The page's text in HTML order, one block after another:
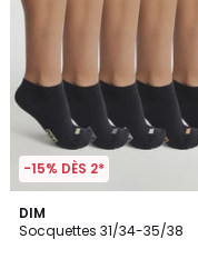
-15% DÈS 2*
DIM
Socquettes 31/34-35/38
5
/